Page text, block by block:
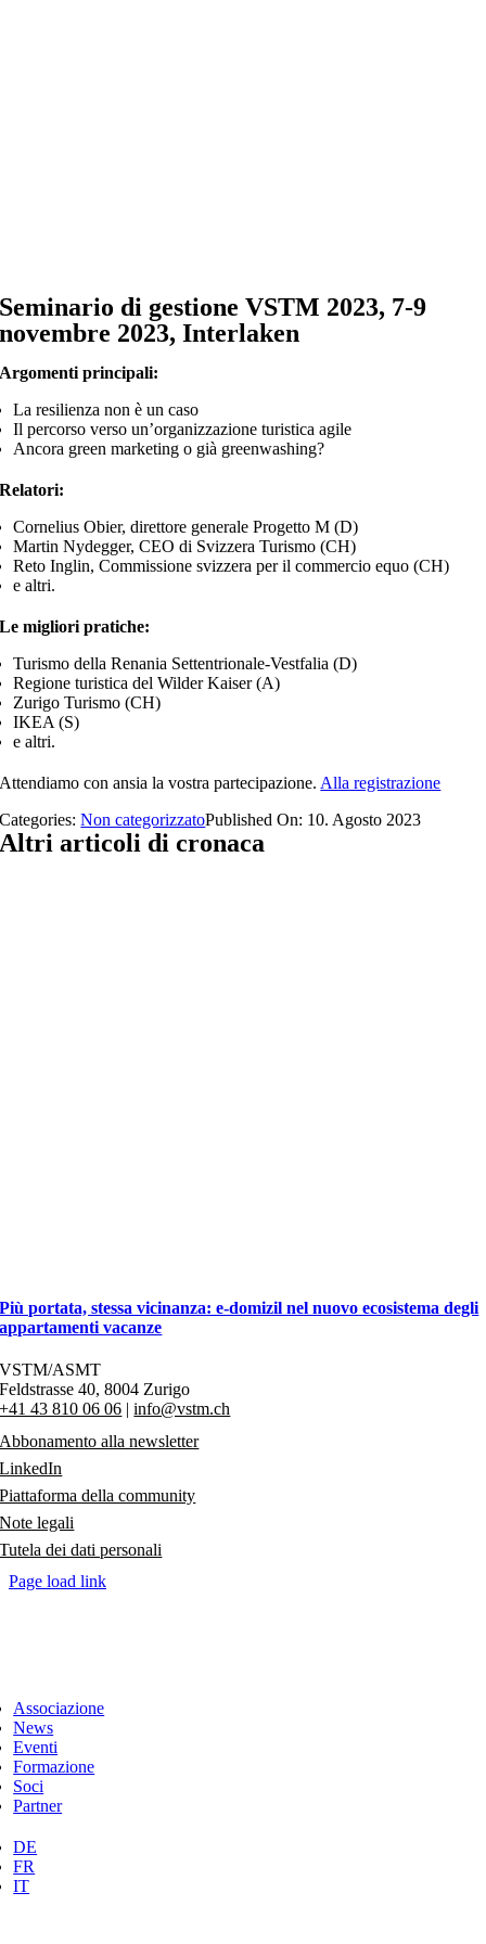
Seminario di gestione VSTM 2023, 7-9
novembre 2023, Interlaken
Argomenti principali:
La resilienza non è un caso
Il percorso verso un’organizzazione turistica agile
Ancora green marketing o già greenwashing?
Relatori:
Cornelius Obier, direttore generale Progetto M (D)
Martin Nydegger, CEO di Svizzera Turismo (CH)
Reto Inglin, Commissione svizzera per il commercio equo (CH)
e altri.
Le migliori pratiche:
Turismo della Renania Settentrionale-Vestfalia (D)
Regione turistica del Wilder Kaiser (A)
Zurigo Turismo (CH)
IKEA (S)
e altri.
Attendiamo con ansia la vostra partecipazione. Alla registrazione
Categories:Non categorizzatoPublished On: 10. Agosto 2023
Altri articoli di cronaca
Più portata, stessa vicinanza: e-domizil nel nuovo ecosistema degli
appartamenti vacanze
VSTM/ASMT
Feldstrasse 40,8004 Zurigo
+41 43 810 06 06 |info@vstm.ch
Abbonamento alla newsletter
LinkedIn
Piattaforma della community
Note legali
Tutela dei dati personali
Page load link
Associazione
News
Eventi
Formazione
Soci
Partner
DE
FR
IT